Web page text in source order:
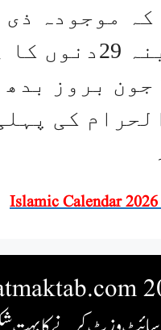
کہ موجودہ ذی
کا مہینہ
اور 17 جون بروز
کی
Islamic Calendar